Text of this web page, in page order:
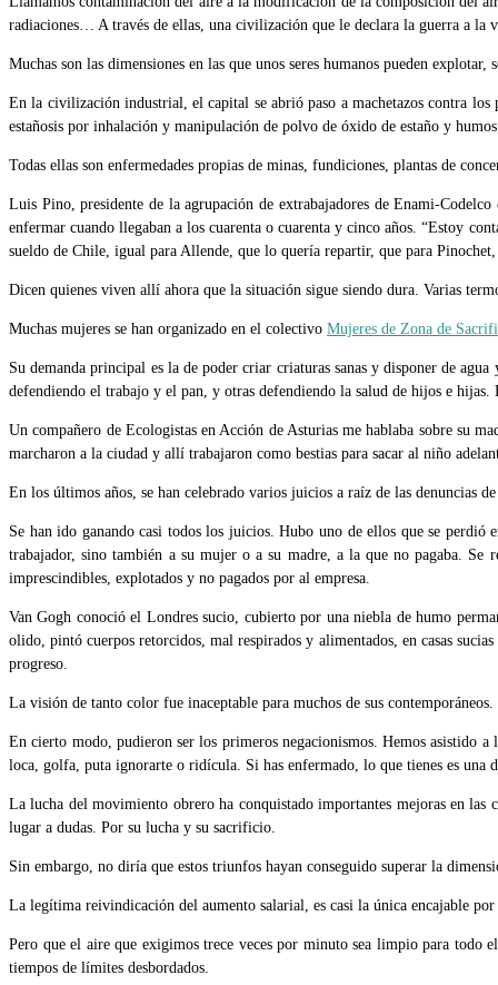
radiaciones… A través de ellas, una civilización que le declara la guerra a la
Muchas son las dimensiones en las que unos seres humanos pueden
En la civilización industrial, el capital se abrió paso a machetazos contra
estañosis por inhalación y manipulación de polvo de óxido de estaño y
Todas ellas son enfermedades propias de minas, fundiciones, plantas de
Luis Pino, presidente de la agrupación de extrabajadores de Enami-
enfermar cuando llegaban a los cuarenta o cuarenta y cinco años. “Estoy
sueldo de Chile, igual para Allende, que lo quería repartir, que para
Dicen quienes viven allí ahora que la situación sigue siendo dura. Varias
Muchas mujeres se han organizado en el colectivo Mujeres de Zona de
Su demanda principal es la de poder criar criaturas sanas y disponer de
defendiendo el trabajo y el pan, y otras defendiendo la salud de hijos e
Un compañero de Ecologistas en Acción de Asturias me hablaba sobre su
marcharon a la ciudad y allí trabajaron como bestias para sacar al niño
En los últimos años, se han celebrado varios juicios a raíz de las denuncias
Se han ido ganando casi todos los juicios. Hubo uno de ellos que se
trabajador, sino también a su mujer o a su madre, a la que no pagaba.
imprescindibles, explotados y no pagados por al empresa.
Van Gogh conoció el Londres sucio, cubierto por una niebla de humo
olido, pintó cuerpos retorcidos, mal respirados y alimentados, en casas
progreso.
La visión de tanto color fue inaceptable para muchos de sus
En cierto modo, pudieron ser los primeros negacionismos. Hemos asistido
loca, golfa, puta ignorarte o ridícula. Si has enfermado, lo que tienes es una
La lucha del movimiento obrero ha conquistado importantes mejoras en las
lugar a dudas. Por su lucha y su sacrificio.
Sin embargo, no diría que estos triunfos hayan conseguido superar la
La legítima reivindicación del aumento salarial, es casi la única encajable
Pero que el aire que exigimos trece veces por minuto sea limpio para todo
tiempos de límites desbordados.